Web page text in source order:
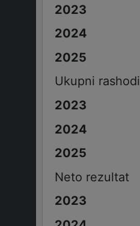
Ukupni rashodi
Neto rezultat